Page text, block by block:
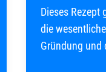
Dieses Rezept
die
Gründung und